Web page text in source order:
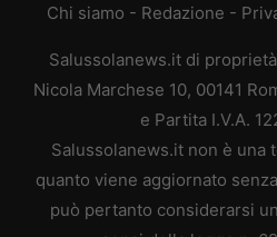
Chi siamo - Redazione -
Salussolanews.it di
Nicola Marchese 10, 00141
e Partita I.V.A.
Salussolanews.it non è una
quanto viene aggiornato
può pertanto considerarsi